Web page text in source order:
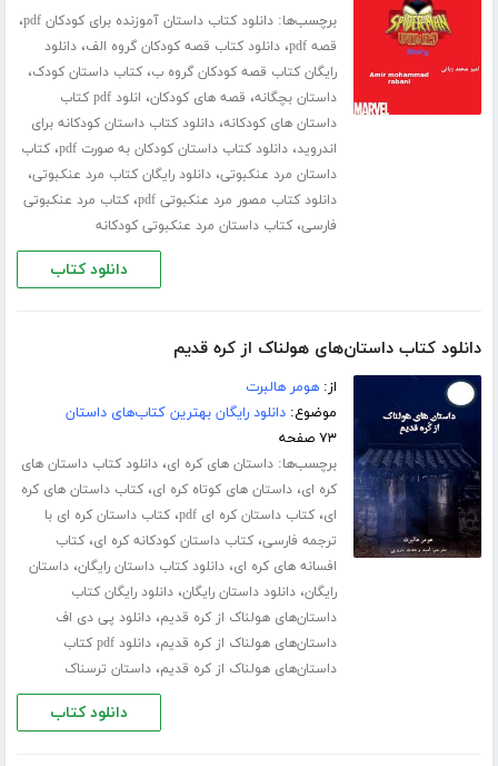
برچسب‌ها:دانلود کتاب داستان آموزنده برای کودکان pdf ،
قصه pdf ،دانلود کتاب قصه کودکان گروه الف،دانلود
رایگان کتاب قصه کودکان گروه ب،کتاب داستان کودک،
داستان بچگانه، قصه های کودکان،
انلود pdf کتاب
داستان های کودکانه،دانلود کتاب داستان کودکانه برای
اندروید،دانلود کتاب داستان کودکان به صورت pdf ،کتاب
داستان مرد عنکبوتی،دانلود رایگان کتاب مرد عنکبوتی،
دانلود کتاب مصور مرد عنکبوتی pdf ،کتاب مرد عنکبوتی
فارسی،کتاب داستان مرد عنکبوتی کودکانه
دانلود کتاب
دانلود کتاب داستان‌های هولناک از کره قدیم
از:هومر هالبرت
موضوع:دانلود رایگان بهترین کتاب‌های داستان
۷۳ صفحه
برچسب‌ها:داستان های کره ای،دانلود کتاب داستان های
کره ای،داستان های کوتاه کره ای،کتاب داستان های کره
ای،کتاب داستان کره ای pdf ،کتاب داستان کره ای با
ترجمه فارسی،کتاب داستان کودکانه کره ای،کتاب
افسانه های کره ای،دانلود کتاب داستان رایگان،داستان
رایگان،دانلود داستان رایگان،دانلود رایگان کتاب
داستان‌های هولناک از کره قدیم،دانلود پی دی اف
داستان‌های هولناک از کره قدیم،
دانلود pdf کتاب
داستان‌های هولناک از کره قدیم،داستان ترسناک
دانلود کتاب